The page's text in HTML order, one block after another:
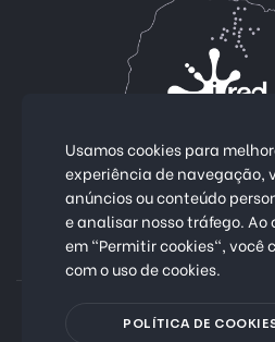
Conectividade 100%
Mais de 25 cidades
Política de
Usamos cookies para
experiência de navegação,
anúncios ou conteúdo
e analisar nosso tráfego. Ao
em "Permitir cookies", você
com o uso de cookies.
POLÍTICA DE